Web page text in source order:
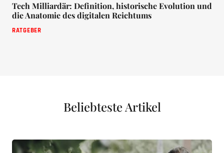
Tech Milliardär: Definition, historische Evolution und
die Anatomie des digitalen Reichtums
RATGEBER
Beliebteste Artikel